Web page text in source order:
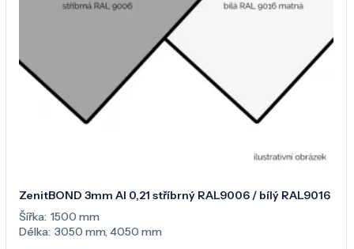
ZenitBOND 3mm Al 0,21 stříbrný RAL9006 / bílý RAL9016
Šířka: 1500 mm
Délka: 3050 mm,4050 mm